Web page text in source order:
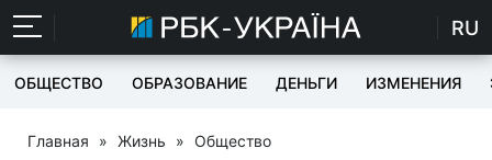
RU
ОБЩЕСТВО ОБРАЗОВАНИЕ ДЕНЬГИ ИЗМЕНЕНИЯ
Главная » Жизнь » Общество